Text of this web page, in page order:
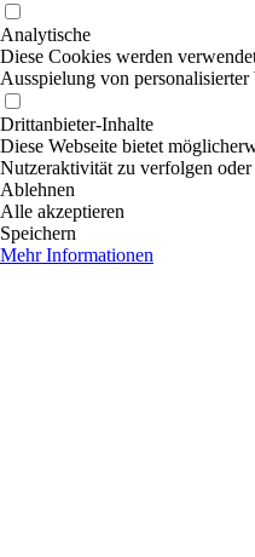
Analytische
Diese Cookies werden
Ausspielung von
Drittanbieter-Inhalte
Diese Webseite bietet
Nutzeraktivität zu verfolgen
Ablehnen
Alle akzeptieren
Speichern
Mehr Informationen